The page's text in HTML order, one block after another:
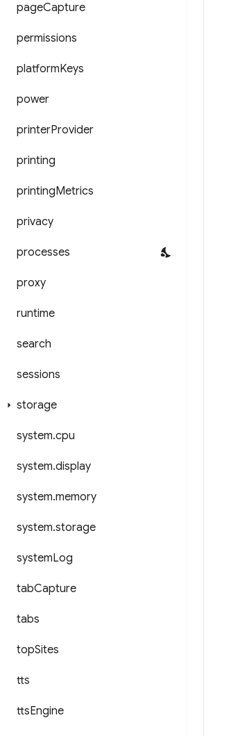
pageCapture
permissions
platformKeys
power
printerProvider
printing
printingMetrics
privacy
processes
proxy
runtime
search
sessions
storage
system.cpu
system.display
system.memory
system.storage
systemLog
tabCapture
tabs
topSites
tts
ttsEngine